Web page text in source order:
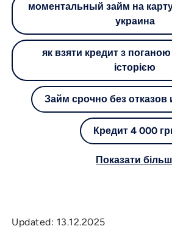
моментальный займ на
украина
як взяти кредит з
історією
Займ срочно без отказов
Кредит 4 000
Показати
Updated: 13.12.2025